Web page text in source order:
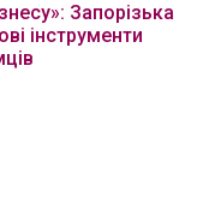
Запорізька
інструменти